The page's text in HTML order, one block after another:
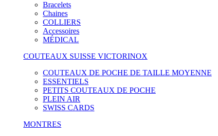
Bracelets
Chaines
COLLIERS
Accessoires
MÉDICAL
COUTEAUX SUISSE VICTORINOX
COUTEAUX DE POCHE DE TAILLE MOYENNE
ESSENTIELS
PETITS COUTEAUX DE POCHE
PLEIN AIR
SWISS CARDS
MONTRES